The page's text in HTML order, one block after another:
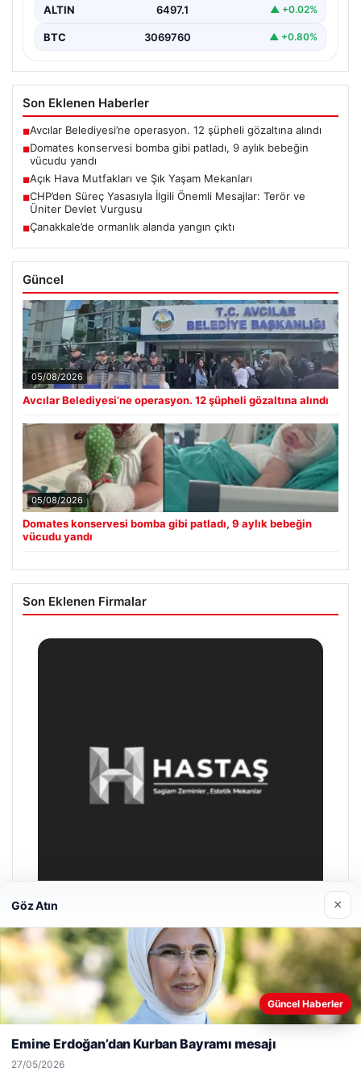
ALTIN 6497.1 ▲ +0.02%
BTC 3069760 ▲ +0.80%
Son Eklenen Haberler
■Avcılar Belediyesi’ne operasyon. 12 şüpheli gözaltına alındı
■Domates konservesi bomba gibi patladı, 9 aylık bebeğin
vücudu yandı
■Açık Hava Mutfakları ve Şık Yaşam Mekanları
■CHP’den Süreç Yasasıyla İlgili Önemli Mesajlar: Terör ve
Üniter Devlet Vurgusu
■Çanakkale’de ormanlık alanda yangın çıktı
Güncel
05/08/2026
Avcılar Belediyesi’ne operasyon. 12 şüpheli gözaltına alındı
05/08/2026
Domates konservesi bomba gibi patladı, 9 aylık bebeğin
vücudu yandı
Son Eklenen Firmalar
Prenses Night Club
29/04/2026
Web sitemizi nasıl kullandığınızı daha iyi anlayabilmek,
deneyiminizi kişiselleştirmek ve geliştirmek amacıyla çerezler
Göz Atın ×
Güncel Haberler
Emine Erdoğan’dan Kurban Bayramı mesajı
27/05/2026